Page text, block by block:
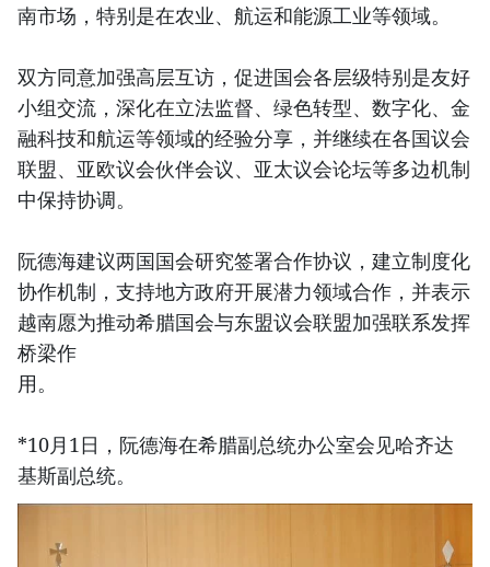
南市场，特别是在农业、航运和能源工业等领域。
双方同意加强高层互访，促进国会各层级特别是友好
小组交流，深化在立法监督、绿色转型、数字化、金
融科技和航运等领域的经验分享，并继续在各国议会
联盟、亚欧议会伙伴会议、亚太议会论坛等多边机制
中保持协调。
阮德海建议两国国会研究签署合作协议，建立制度化
协作机制，支持地方政府开展潜力领域合作，并表示
越南愿为推动希腊国会与东盟议会联盟加强联系发挥
桥梁作
用。
*10月1日，阮德海在希腊副总统办公室会见哈齐达
基斯副总统。